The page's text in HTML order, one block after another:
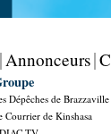
Annonceurs
Dépêches de Brazzaville
Courrier de Kinshasa